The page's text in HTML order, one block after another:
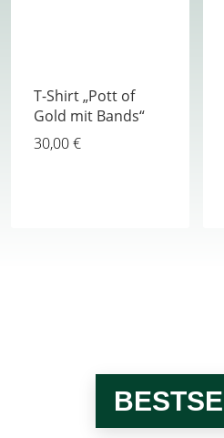
T-Shirt „Pott of
Gold mit Bands“
30,00€